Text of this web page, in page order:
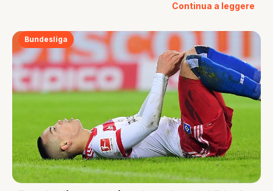
Continua a leggere
Bundesliga